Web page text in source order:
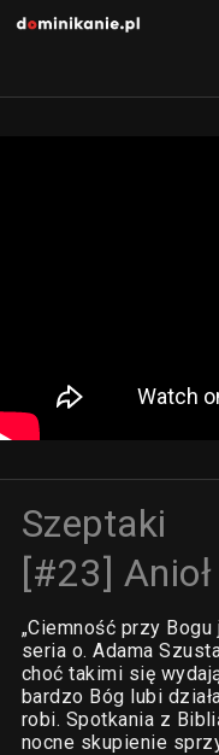
Szeptaki
[#23]
„Ciemność przy Bogu
seria o. Adama
choć takimi się
bardzo Bóg lubi
robi. Spotkania z
nocne skupienie